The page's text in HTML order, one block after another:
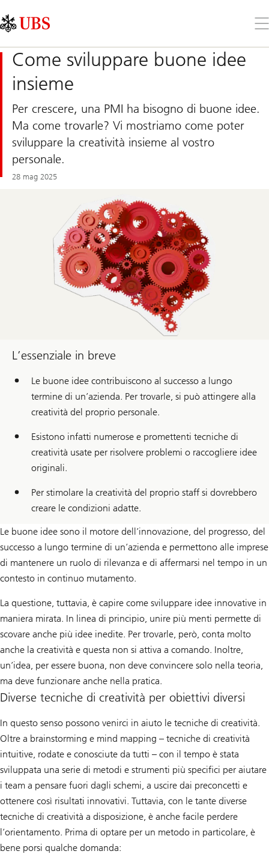
Links
Area
il
Come sviluppare buone idee
insieme
Per crescere, una PMI ha bisogno di buone idee.
Ma come trovarle? Vi mostriamo come poter
sviluppare la creatività insieme al vostro
personale.
28 mag 2025
L’essenziale in breve
Le buone idee contribuiscono al successo a lungo
termine di un’azienda. Per trovarle, si può attingere alla
creatività del proprio personale.
Esistono infatti numerose e promettenti tecniche di
creatività usate per risolvere problemi o raccogliere idee
originali.
Per stimolare la creatività del proprio staff si dovrebbero
creare le condizioni adatte.
Le buone idee sono il motore dell’innovazione, del progresso, del
successo a lungo termine di un’azienda e permettono alle imprese
di mantenere un ruolo di rilevanza e di affermarsi nel tempo in un
contesto in continuo mutamento.
La questione, tuttavia, è capire come sviluppare idee innovative in
maniera mirata. In linea di principio, unire più menti permette di
scovare anche più idee inedite. Per trovarle, però, conta molto
anche la creatività e questa non si attiva a comando. Inoltre,
un’idea, per essere buona, non deve convincere solo nella teoria,
ma deve funzionare anche nella pratica.
Diverse tecniche di creatività per obiettivi diversi
In questo senso possono venirci in aiuto le tecniche di creatività.
Oltre a brainstorming e mind mapping – tecniche di creatività
intuitive, rodate e conosciute da tutti – con il tempo è stata
sviluppata una serie di metodi e strumenti più specifici per aiutare
i team a pensare fuori dagli schemi, a uscire dai preconcetti e
ottenere così risultati innovativi. Tuttavia, con le tante diverse
tecniche di creatività a disposizione, è anche facile perdere
l’orientamento. Prima di optare per un metodo in particolare, è
bene porsi qualche domanda: